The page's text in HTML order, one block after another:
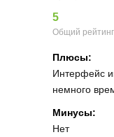
5
Общий рейтинг
Плюсы:
Интерфейс
немного
Минусы:
Нет